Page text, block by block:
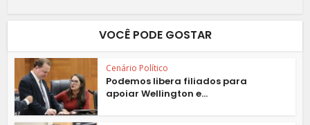
VOCÊ PODE GOSTAR
Cenário Político
Podemos libera filiados para
apoiar Wellington e...